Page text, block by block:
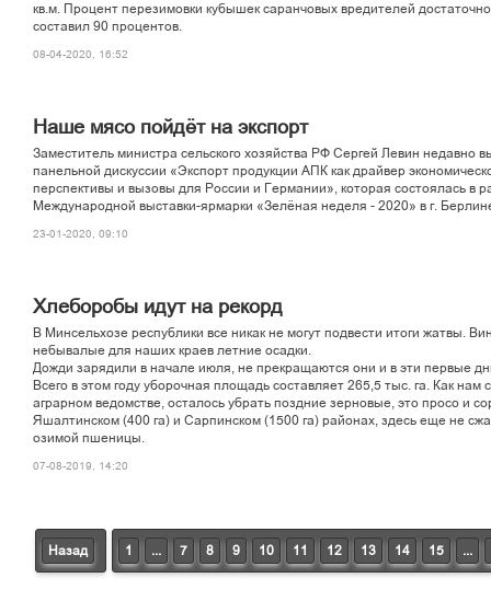
кв.м. Процент перезимовки кубышек саранчовых вредителей
составил 90 процентов.
08-04-2020, 16:52
Наше мясо пойдёт на экспорт
Заместитель министра сельского хозяйства РФ Сергей Левин недавно
панельной дискуссии «Экспорт продукции АПК как драйвер
перспективы и вызовы для России и Германии», которая состоялась в
Международной выставки-ярмарки «Зелёная неделя - 2020» в г.
23-01-2020, 09:10
Хлеборобы идут на рекорд
В Минсельхозе республики все никак не могут подвести итоги жатвы.
небывалые для наших краев летние осадки.
Дожди зарядили в начале июля, не прекращаются они и в эти первые
Всего в этом году уборочная площадь составляет 265,5 тыс. га. Как нам
аграрном ведомстве, осталось убрать поздние зерновые, это просо и
Яшалтинском (400 га) и Сарпинском (1500 га) районах, здесь еще не
озимой пшеницы.
07-08-2019, 14:20
Назад 1 ... 7 8 9 10 11 12 13 14 15 ...